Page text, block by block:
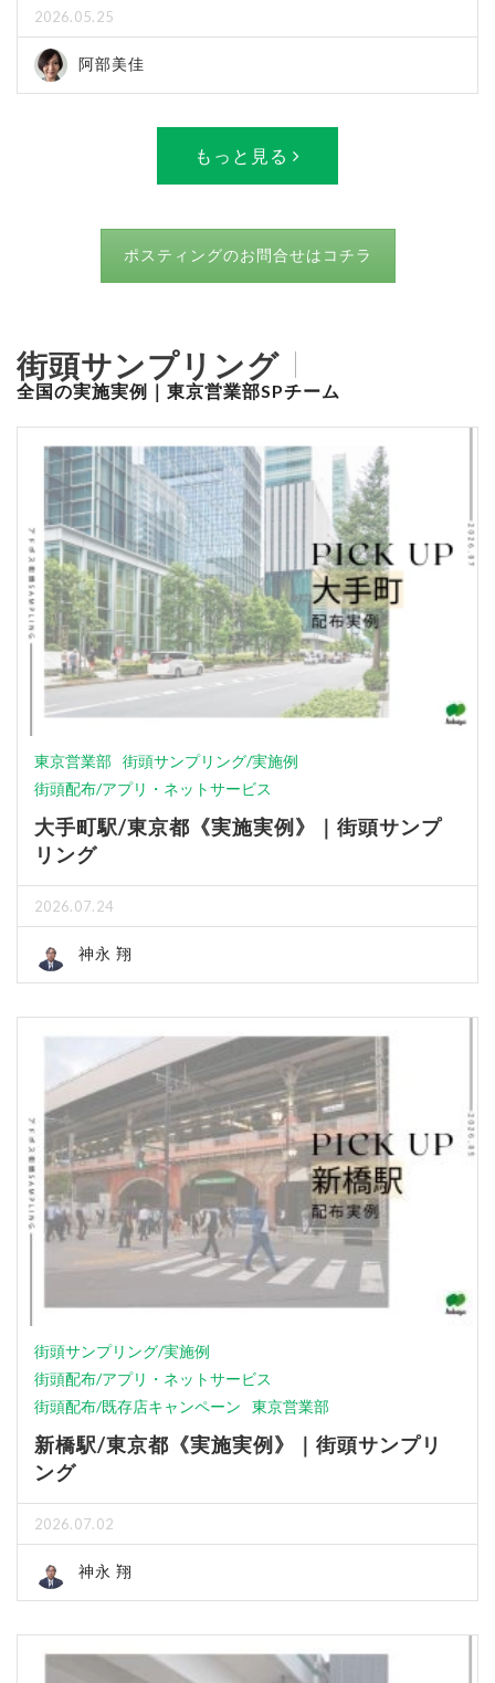
2026.05.25
阿部美佳
もっと見る
ポスティングのお問合せはコチラ
街頭サンプリング
全国の実施実例｜東京営業部SPチーム
東京営業部 街頭サンプリング/実施例
街頭配布/アプリ・ネットサービス
大手町駅/東京都《実施実例》｜街頭サンプ
リング
2026.07.24
神永 翔
街頭サンプリング/実施例
街頭配布/アプリ・ネットサービス
街頭配布/既存店キャンペーン
東京営業部
新橋駅/東京都《実施実例》｜街頭サンプリ
ング
2026.07.02
神永 翔